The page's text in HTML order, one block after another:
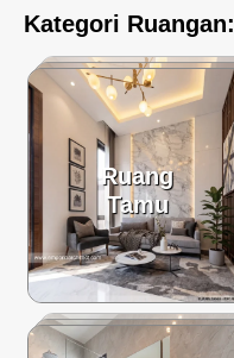
Kategori Ruangan:
Ruang
Tamu